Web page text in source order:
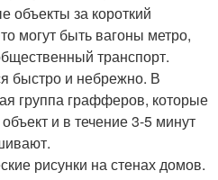
объекты за короткий
могут быть вагоны метро,
транспорт.
быстро и небрежно. В
группа графферов, которые
и в течение 3-5 минут
рисунки на стенах домов.